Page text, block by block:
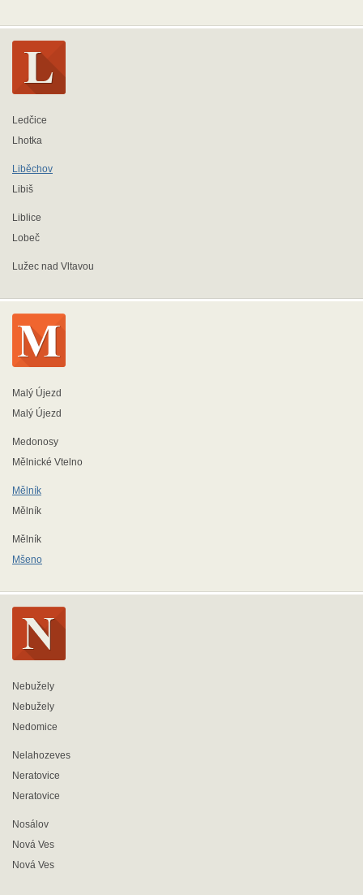
Ledčice
Lhotka
Liběchov
Libiš
Liblice
Lobeč
Lužec nad Vltavou
Malý Újezd
Malý Újezd
Medonosy
Mělnické Vtelno
Mělník
Mělník
Mělník
Mšeno
Nebužely
Nebužely
Nedomice
Nelahozeves
Neratovice
Neratovice
Nosálov
Nová Ves
Nová Ves